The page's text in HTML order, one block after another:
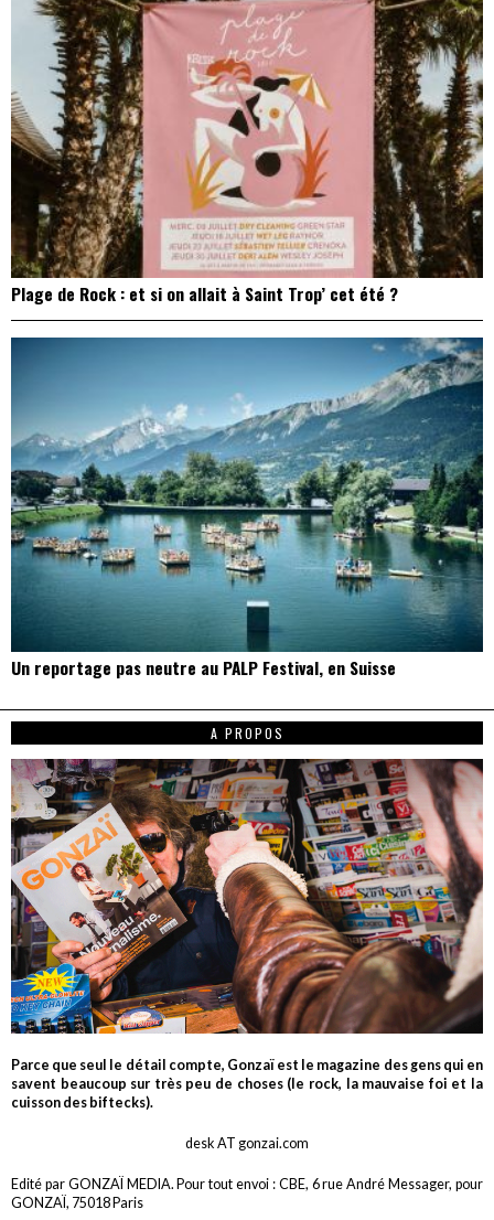
Plage de Rock : et si on allait à Saint Trop’ cet été ?
Un reportage pas neutre au PALP Festival, en Suisse
A PROPOS
Parce que seul le détail compte, Gonzaï est le magazine des gens qui en
savent beaucoup sur très peu de choses (le rock, la mauvaise foi et la
cuisson des biftecks).
desk AT gonzai.com
Edité par GONZAÏ MEDIA. Pour tout envoi : CBE, 6 rue André Messager, pour
GONZAÏ, 75018 Paris